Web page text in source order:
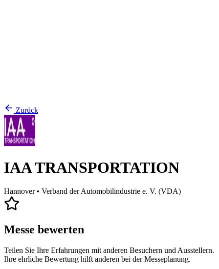
Zurück
IAA TRANSPORTATION
Hannover • Verband der Automobilindustrie e. V. (VDA)
Messe bewerten
Teilen Sie Ihre Erfahrungen mit anderen Besuchern und Ausstellern.
Ihre ehrliche Bewertung hilft anderen bei der Messeplanung.